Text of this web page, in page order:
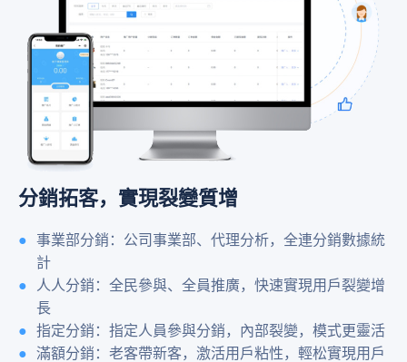
分銷拓客，實現裂變質增
事業部分銷：公司事業部、代理分析，全連分銷數據統
計
人人分銷：全民參與、全員推廣，快速實現用戶裂變增
長
指定分銷：指定人員參與分銷，內部裂變，模式更靈活
滿額分銷：老客帶新客，激活用戶粘性，輕松實現用戶